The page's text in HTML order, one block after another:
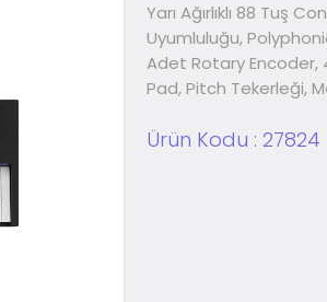
Yarı Ağırlıklı 88 Tuş
Uyumluluğu,
Adet Rotary Encoder,
Pad, Pitch Tekerleği,
Ürün Kodu : 27824